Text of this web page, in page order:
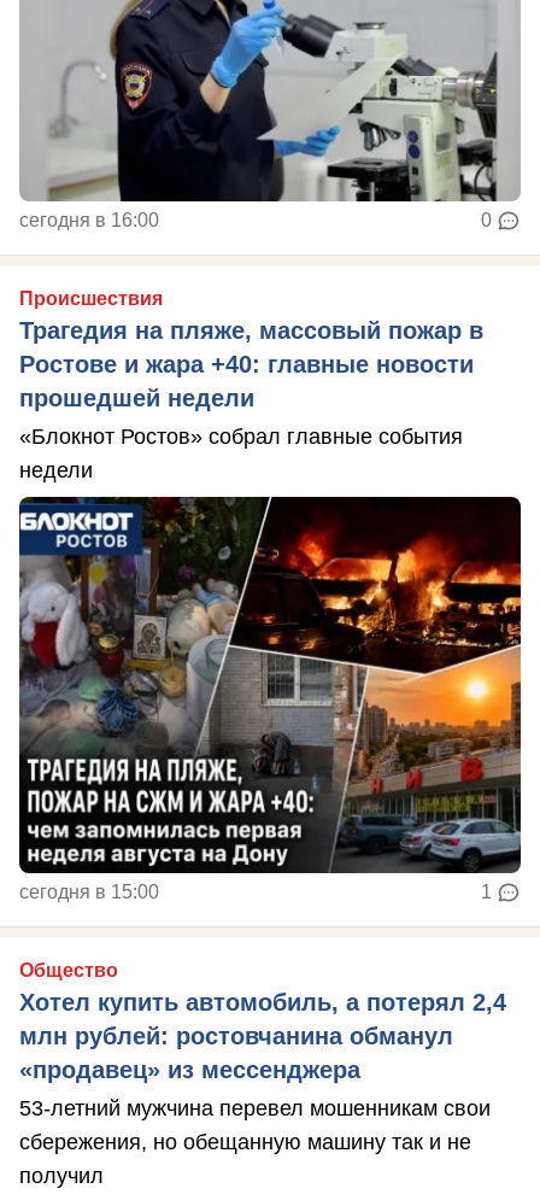
сегодня в 16:00 0
Происшествия
Трагедия на пляже, массовый пожар в
Ростове и жара +40: главные новости
прошедшей недели
«Блокнот Ростов» собрал главные события
недели
сегодня в 15:00 1
Общество
Хотел купить автомобиль, а потерял 2,4
млн рублей: ростовчанина обманул
«продавец» из мессенджера
53-летний мужчина перевел мошенникам свои
сбережения, но обещанную машину так и не
получил